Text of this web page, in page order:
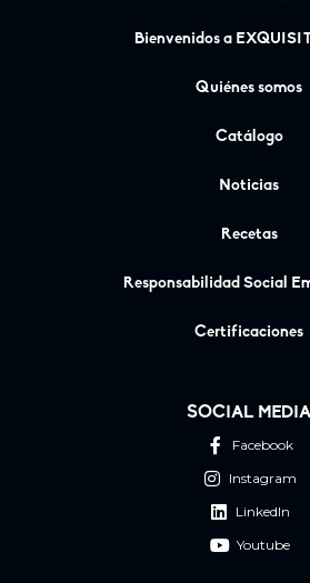
Bienvenidos a
Quiénes somos
Catálogo
Noticias
Recetas
Responsabilidad Social
Certificaciones
SOCIAL MEDIA
Facebook
Instagram
LinkedIn
Youtube